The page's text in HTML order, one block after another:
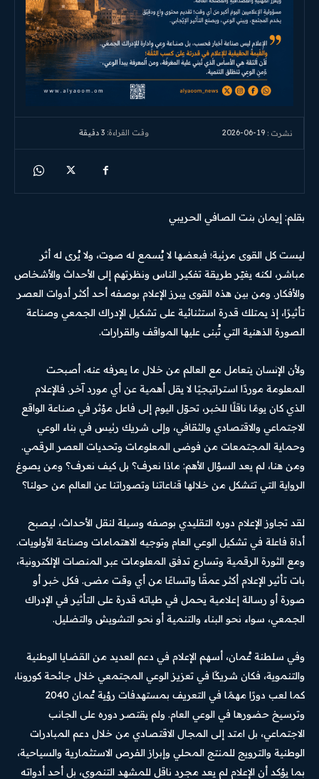
نشرت : 2026-06-19 وقت القراءة: 3 دقيقة
بقلم: إيمان بنت الصافي الحريبي
ليست كل القوى مرئية؛ فبعضها لا يُسمع له صوت، ولا يُرى له أثر
مباشر، لكنه يغيّر طريقة تفكير الناس ونظرتهم إلى الأحداث والأشخاص
والأفكار. ومن بين هذه القوى يبرز الإعلام بوصفه أحد أكثر أدوات العصر
تأثيرًا، إذ يمتلك قدرة استثنائية على تشكيل الإدراك الجمعي وصناعة
الصورة الذهنية التي تُبنى عليها المواقف والقرارات.
ولأن الإنسان يتعامل مع العالم من خلال ما يعرفه عنه، أصبحت
المعلومة موردًا استراتيجيًا لا يقل أهمية عن أي مورد آخر. فالإعلام
الذي كان يومًا ناقلًا للخبر، تحوّل اليوم إلى فاعل مؤثر في صناعة الواقع
الاجتماعي والاقتصادي والثقافي، وإلى شريك رئيس في بناء الوعي
وحماية المجتمعات من فوضى المعلومات وتحديات العصر الرقمي.
ومن هنا، لم يعد السؤال الأهم: ماذا نعرف؟ بل كيف نعرف؟ ومن يصوغ
الرواية التي تتشكل من خلالها قناعاتنا وتصوراتنا عن العالم من حولنا؟
لقد تجاوز الإعلام دوره التقليدي بوصفه وسيلة لنقل الأحداث، ليصبح
أداة فاعلة في تشكيل الوعي العام وتوجيه الاهتمامات وصناعة الأولويات.
ومع الثورة الرقمية وتسارع تدفق المعلومات عبر المنصات الإلكترونية،
بات تأثير الإعلام أكثر عمقًا واتساعًا من أي وقت مضى. فكل خبر أو
صورة أو رسالة إعلامية يحمل في طياته قدرة على التأثير في الإدراك
الجمعي، سواء نحو البناء والتنمية أو نحو التشويش والتضليل.
وفي سلطنة عُمان، أسهم الإعلام في دعم العديد من القضايا الوطنية
والتنموية، فكان شريكًا في تعزيز الوعي المجتمعي خلال جائحة كورونا،
كما لعب دورًا مهمًا في التعريف بمستهدفات رؤية عُمان 2040
وترسيخ حضورها في الوعي العام. ولم يقتصر دوره على الجانب
الاجتماعي، بل امتد إلى المجال الاقتصادي من خلال دعم المبادرات
الوطنية والترويج للمنتج المحلي وإبراز الفرص الاستثمارية والسياحية،
بما يؤكد أن الإعلام لم يعد مجرد ناقل للمشهد التنموي، بل أحد أدواته